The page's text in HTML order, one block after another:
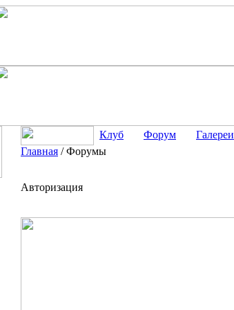
Клуб Форум Галереи
Главная /Форумы
Авторизация